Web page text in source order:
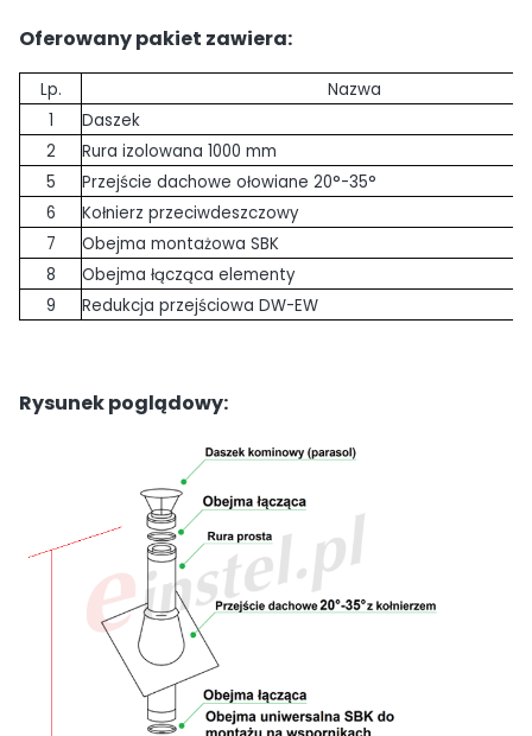
Oferowany pakiet zawiera:
Lp.
Nazwa
1
Daszek
2
Rura izolowana 1000 mm
5
Przejście dachowe ołowiane 20°-35°
6
Kołnierz przeciwdeszczowy
7
Obejma montażowa SBK
8
Obejma łącząca elementy
9
Redukcja przejściowa DW-EW
Rysunek poglądowy: